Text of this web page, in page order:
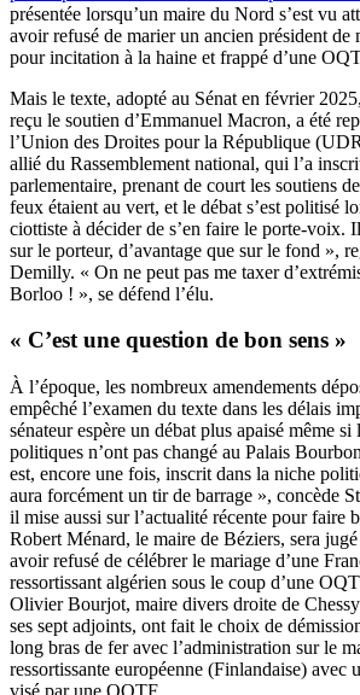
présentée lorsqu’un maire du Nord s’est vu
avoir refusé de marier un ancien président de
pour incitation à la haine et frappé d’une
Mais le texte, adopté au Sénat en février
reçu le soutien d’Emmanuel Macron, a été
l’Union des Droites pour la République
allié du Rassemblement national, qui l’a
parlementaire, prenant de court les soutiens
feux étaient au vert, et le débat s’est politisé
ciottiste à décider de s’en faire le porte-voix.
sur le porteur, d’avantage que sur le fond »,
Demilly. « On ne peut pas me taxer
Borloo ! », se défend l’élu.
« C’est une question de bon sens »
À l’époque, les nombreux amendements
empêché l’examen du texte dans les délais
sénateur espère un débat plus apaisé même si
politiques n’ont pas changé au Palais
est, encore une fois, inscrit dans la niche
aura forcément un tir de barrage », concède
il mise aussi sur l’actualité récente pour faire
Robert Ménard, le maire de Béziers, sera
avoir refusé de célébrer le mariage d’une
ressortissant algérien sous le coup d’une
Olivier Bourjot, maire divers droite de
ses sept adjoints, ont fait le choix de
long bras de fer avec l’administration sur le
ressortissante européenne (Finlandaise) avec
visé par une OQTF.